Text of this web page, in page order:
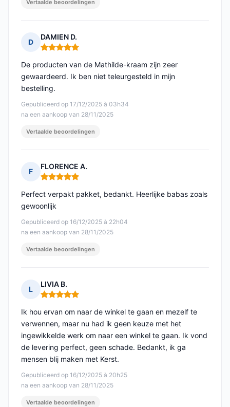
Vertaalde beoordelingen
D
DAMIEN D.
Opmerking: 5 van 5
Gepubliceerd op 17/12/2025 à 03h34
na een aankoop van 28/11/2025
De producten van de Mathilde-kraam zijn zeer
gewaardeerd. Ik ben niet teleurgesteld in mijn
bestelling.
Vertaalde beoordelingen
F
FLORENCE A.
Opmerking: 5 van 5
Gepubliceerd op 16/12/2025 à 22h04
na een aankoop van 28/11/2025
Perfect verpakt pakket, bedankt. Heerlijke babas zoals
gewoonlijk
Vertaalde beoordelingen
L
LIVIA B.
Opmerking: 5 van 5
Gepubliceerd op 16/12/2025 à 20h25
na een aankoop van 28/11/2025
Ik hou ervan om naar de winkel te gaan en mezelf te
verwennen, maar nu had ik geen keuze met het
ingewikkelde werk om naar een winkel te gaan. Ik vond
de levering perfect, geen schade. Bedankt, ik ga
mensen blij maken met Kerst.
Vertaalde beoordelingen